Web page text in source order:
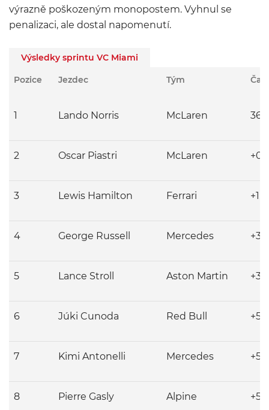
výrazně poškozeným monopostem. Vyhnul se
penalizaci, ale dostal napomenutí.
Výsledky sprintu VC Miami
Pozice Jezdec Tým Čas
1 Lando Norris McLaren
2 Oscar Piastri McLaren
3 Lewis Hamilton Ferrari
4 George Russell Mercedes
5 Lance Stroll Aston Martin
6 Júki Cunoda Red Bull
7 Kimi Antonelli Mercedes
8 Pierre Gasly Alpine